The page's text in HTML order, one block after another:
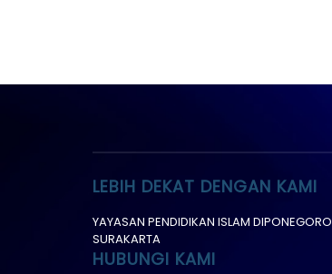
LEBIH DEKAT DENGAN KAMI
YAYASAN PENDIDIKAN ISLAM DIPONEGORO
SURAKARTA
HUBUNGI KAMI